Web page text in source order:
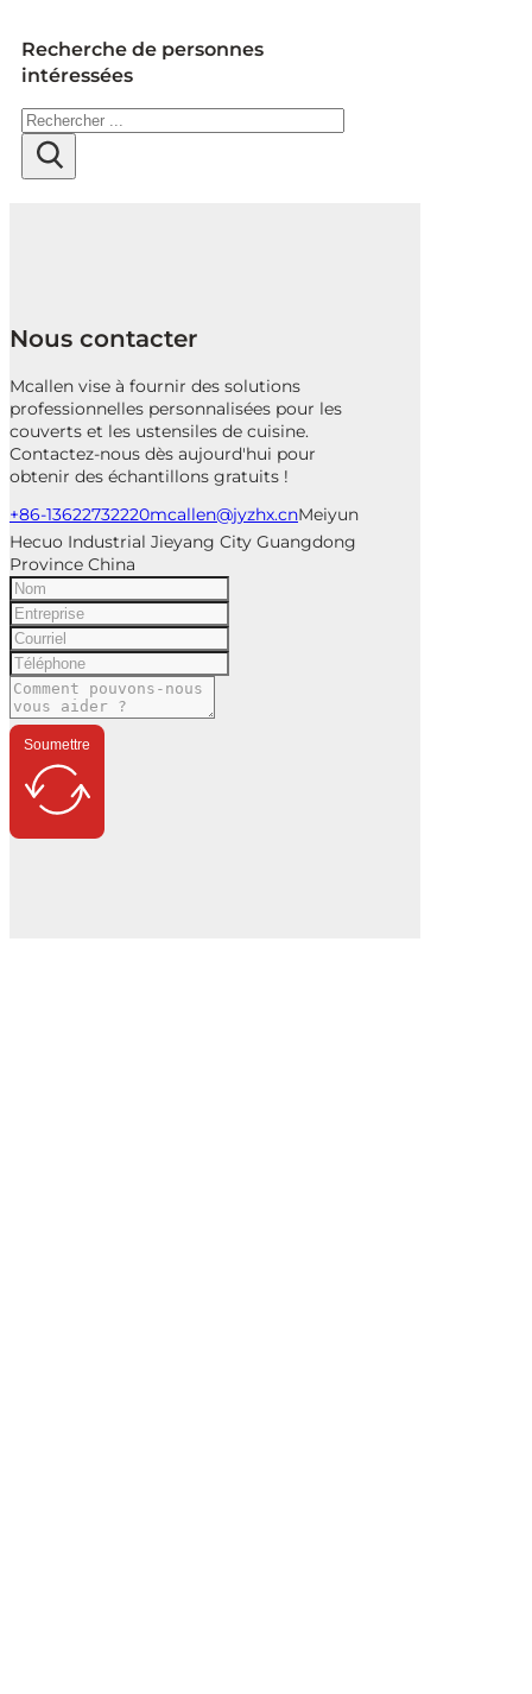
Recherche de personnes
intéressées
Rechercher
Nous contacter
Mcallen vise à fournir des solutions
professionnelles personnalisées pour les
couverts et les ustensiles de cuisine.
Contactez-nous dès aujourd'hui pour
obtenir des échantillons gratuits !
+86-13622732220mcallen@jyzhx.cnMeiyun
Hecuo Industrial Jieyang City Guangdong
Province China
Soumettre